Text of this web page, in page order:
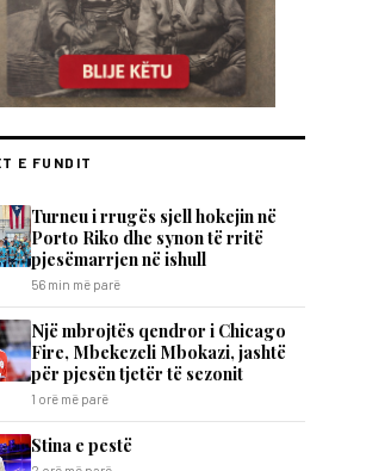
E FUNDIT
Turneu i rrugës sjell hokejin në
Porto Riko dhe synon të rritë
pjesëmarrjen në ishull
56 min më parë
Një mbrojtës qendror i Chicago
Fire, Mbekezeli Mbokazi, jashtë
për pjesën tjetër të sezonit
1 orë më parë
Stina e pestë